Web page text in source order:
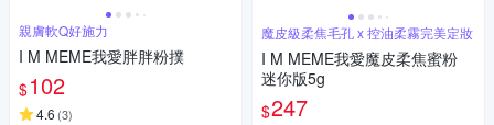
親膚軟Q好施力
I M MEME我愛胖胖粉撲
$102
4.6 (3)
魔皮級柔焦毛孔 x 控油柔霧完美定妝
I M MEME我愛魔皮柔焦蜜粉
迷你版5g
$247